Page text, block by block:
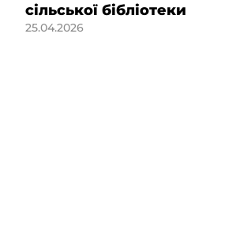
сільської бібліотеки
25.04.2026